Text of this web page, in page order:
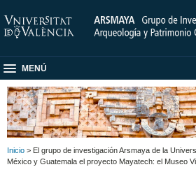
MENÚ
Inicio > El grupo de investigación Arsmaya de la
México y Guatemala el proyecto Mayatech: el Museo